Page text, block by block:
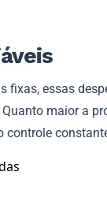
fixas, essas
maior a
controle